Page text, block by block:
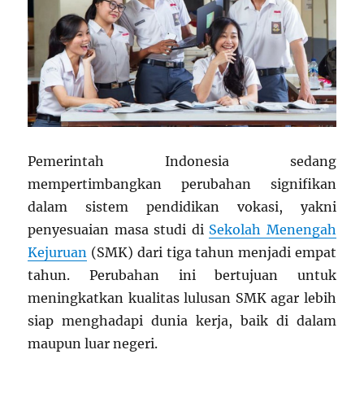
Pemerintah Indonesia sedang
mempertimbangkan perubahan signifikan
dalam sistem pendidikan vokasi, yakni
penyesuaian masa studi di Sekolah Menengah
Kejuruan (SMK) dari tiga tahun menjadi empat
tahun. Perubahan ini bertujuan untuk
meningkatkan kualitas lulusan SMK agar lebih
siap menghadapi dunia kerja, baik di dalam
maupun luar negeri.